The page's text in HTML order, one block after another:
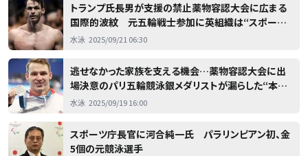
トランプ氏長男が支援の禁止薬物容認大会に広まる
国際的波紋 元五輪戦士参加に英組織は“スポーツ
の崩壊”を危惧「逸脱している」
水泳 2025/09/21 06:30
逃せなかった家族を支える機会…薬物容認大会に出
場決意のパリ五輪競泳銀メダリストが漏らした“本
音”「経済的に別次元なんだ」
水泳 2025/09/19 16:00
スポーツ庁長官に河合純一氏 パラリンピアン初、金
5個の元競泳選手